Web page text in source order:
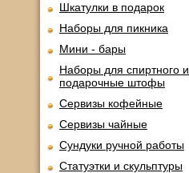
Шкатулки в подарок
Наборы для пикника
Мини - бары
Наборы для спиртного и
подарочные штофы
Сервизы кофейные
Сервизы чайные
Сундуки ручной работы
Статуэтки и скульптуры